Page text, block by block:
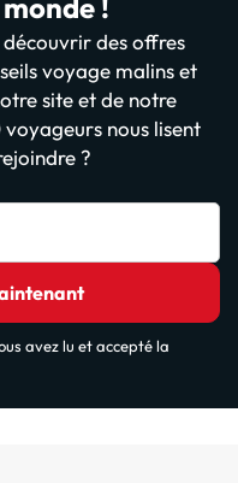
!
des offres
voyage malins et
site et de notre
nous lisent
?
avez lu et accepté la